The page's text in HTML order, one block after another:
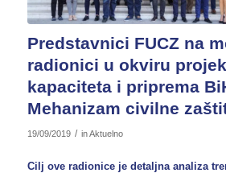
Predstavnici FUCZ na
radionici u okviru
kapaciteta i priprema
Mehanizam civilne
19/09/2019 / inAktuelno
Cilj ove radionice je detaljna analiza